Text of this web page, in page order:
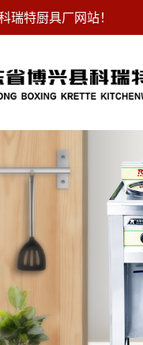
瑞特厨具厂网站！